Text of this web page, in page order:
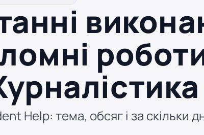
Help: тема, обсяг і за скільки